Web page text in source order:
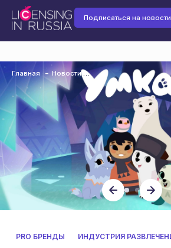
Подписаться на новости
Главная Новости
PRO БРЕНДЫ ИНДУСТРИЯ